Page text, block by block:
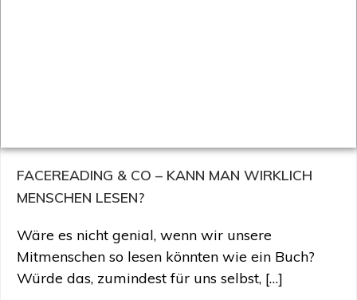
FACEREADING & CO – KANN MAN WIRKLICH
MENSCHEN LESEN?
Wäre es nicht genial, wenn wir unsere
Mitmenschen so lesen könnten wie ein Buch?
Würde das, zumindest für uns selbst, […]